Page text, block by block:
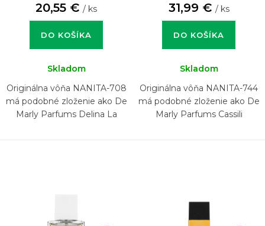
20,55 € / ks
DO KOŠÍKA
Skladom
Originálna vôňa NANITA-708
má podobné zloženie ako De
Marly Parfums Delina La
31,99 € / ks
DO KOŠÍKA
Skladom
Originálna vôňa NANITA-744
má podobné zloženie ako De
Marly Parfums Cassili